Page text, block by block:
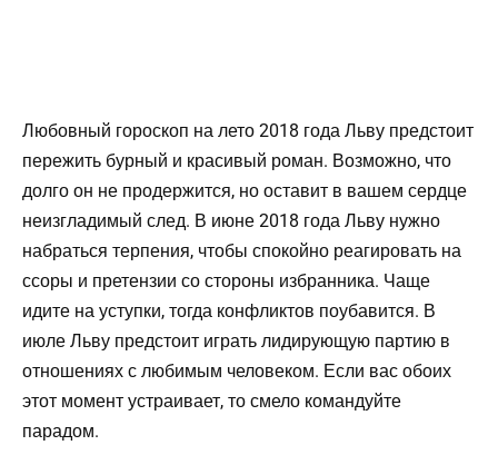
Любовный гороскоп на лето 2018 года Льву предстоит
пережить бурный и красивый роман. Возможно, что
долго он не продержится, но оставит в вашем сердце
неизгладимый след. В июне 2018 года Льву нужно
набраться терпения, чтобы спокойно реагировать на
ссоры и претензии со стороны избранника. Чаще
идите на уступки, тогда конфликтов поубавится. В
июле Льву предстоит играть лидирующую партию в
отношениях с любимым человеком. Если вас обоих
этот момент устраивает, то смело командуйте
парадом.